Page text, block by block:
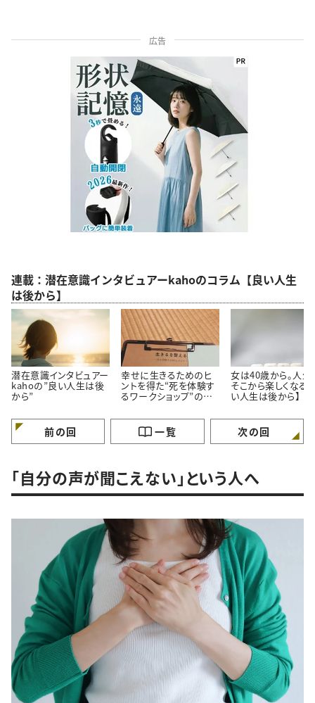
広告
連載：潜在意識インタビュアーkahoのコラム【良い人生
は後から】
潜在意識インタビュアー
kahoの”良い人生は後
から”
幸せに生きるためのヒ
ントを得た“死を体験す
るワークショップ”の話
女は40歳から。人生
そこから楽しくなる。
い人生は後から】
前の回 一覧 次の回
「自分の声が聞こえない」という人へ